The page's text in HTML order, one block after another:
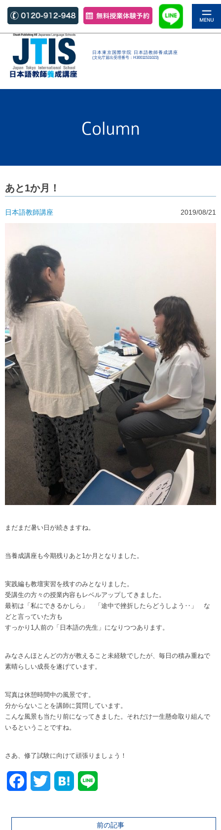
日本東京国際学院 日本語教師養成講座
(文化庁届出受理番号：H30011531023)
あと1か月！
日本語教師講座 2019/08/21
まだまだ暑い日が続きますね。
当養成講座も今期残りあと1か月となりました。
実践編も教壇実習を残すのみとなりました。
受講生の方々の授業内容もレベルアップしてきました。
最初は「私にできるかしら」 「途中で挫折したらどうしよう‥」 な
どと言っていた方も
すっかり1人前の「日本語の先生」になりつつあります。
みなさんほとんどの方が教えること未経験でしたが、毎日の積み重ねで
素晴らしい成長を遂げています。
写真は休憩時間中の風景です。
分からないことを講師に質問しています。
こんな風景も当たり前になってきました。それだけ一生懸命取り組んで
いるということですね。
さあ、修了試験に向けて頑張りましょう！
FacebookTwitter
前の記事